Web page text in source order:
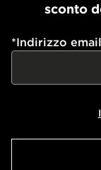
sconto
*Indirizzo email